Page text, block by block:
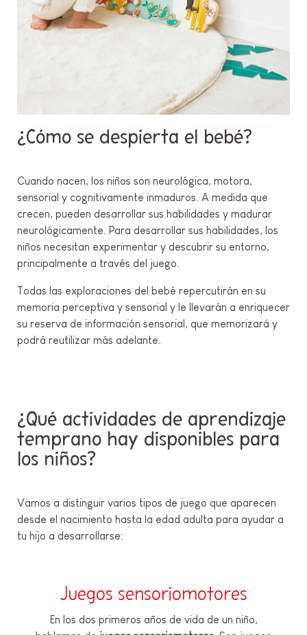
¿Cómo se despierta el bebé?
Cuando nacen, los niños son neurológica, motora,
sensorial y cognitivamente inmaduros. A medida que
crecen, pueden desarrollar sus habilidades y madurar
neurológicamente. Para desarrollar sus habilidades, los
niños necesitan experimentar y descubrir su entorno,
principalmente a través del juego.
Todas las exploraciones del bebé repercutirán en su
memoria perceptiva y sensorial y le llevarán a enriquecer
su reserva de información sensorial, que memorizará y
podrá reutilizar más adelante.
¿Qué actividades de aprendizaje
temprano hay disponibles para
los niños?
Vamos a distinguir varios tipos de juego que aparecen
desde el nacimiento hasta la edad adulta para ayudar a
tu hijo a desarrollarse:
Juegos sensoriomotores
En los dos primeros años de vida de un niño,